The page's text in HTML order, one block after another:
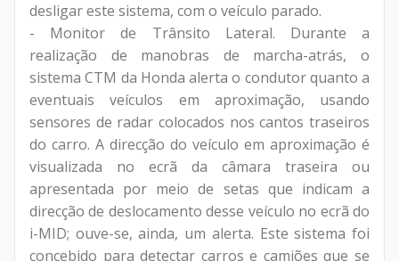
desligar este sistema, com o veículo parado.
- Monitor de Trânsito Lateral. Durante a
realização de manobras de marcha-atrás, o
sistema CTM da Honda alerta o condutor quanto a
eventuais veículos em aproximação, usando
sensores de radar colocados nos cantos traseiros
do carro. A direcção do veículo em aproximação é
visualizada no ecrã da câmara traseira ou
apresentada por meio de setas que indicam a
direcção de deslocamento desse veículo no ecrã do
i-MID; ouve-se, ainda, um alerta. Este sistema foi
concebido para detectar carros e camiões que se